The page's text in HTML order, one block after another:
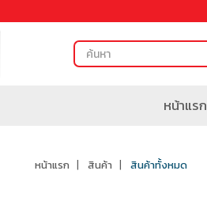
หน้าแรก
หน้าแรก สินค้า สินค้าทั้งหมด